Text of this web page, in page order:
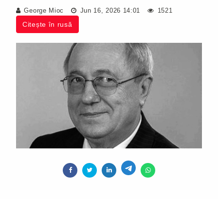
George Mioc Jun 16, 2026 14:01 1521
Citește în rusă